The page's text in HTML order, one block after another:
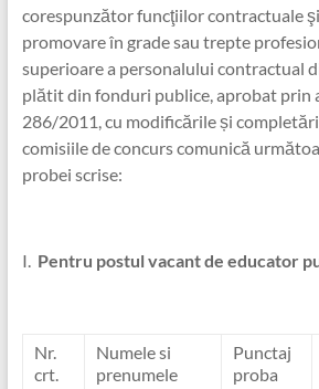
corespunzător funcţiilor contractuale
promovare în grade sau trepte
superioare a personalului contractual
plătit din fonduri publice, aprobat prin
286/2011, cu modificările și
comisiile de concurs comunică
probei scrise:
I. Pentru postul vacant de educator
Nr.
crt.
Numele si
prenumele
Punctaj
proba